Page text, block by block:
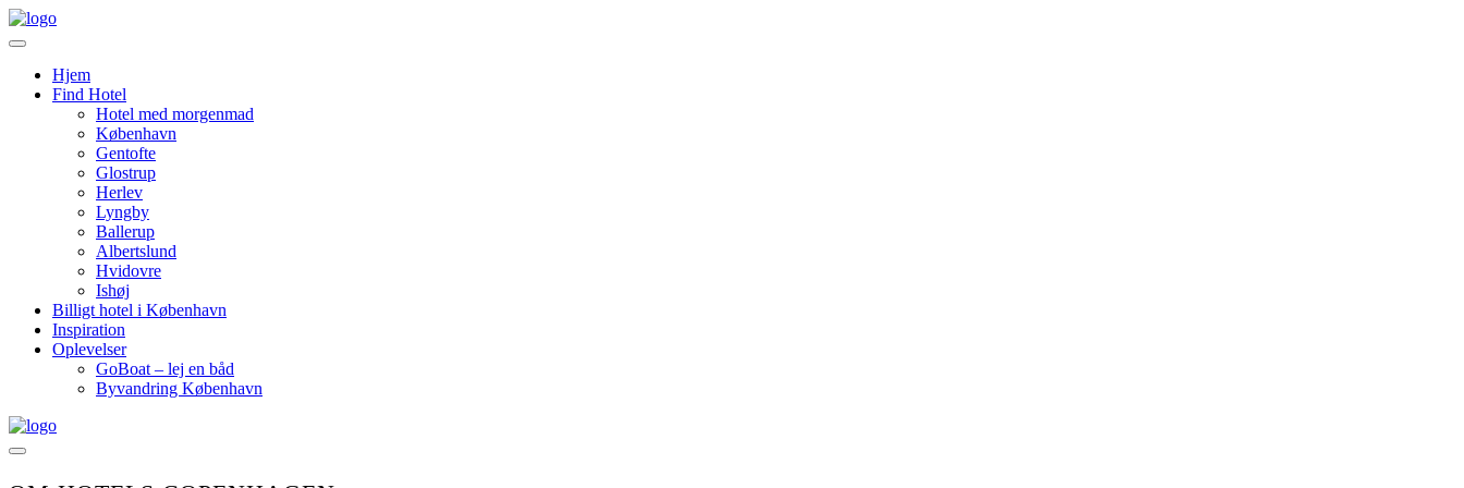
Videre
til
Hjem
Find Hotel
Hotel med morgenmad
København
Gentofte
Glostrup
Herlev
Lyngby
Ballerup
Albertslund
Hvidovre
Ishøj
Billigt hotel i København
Inspiration
Oplevelser
GoBoat – lej en båd
Byvandring København